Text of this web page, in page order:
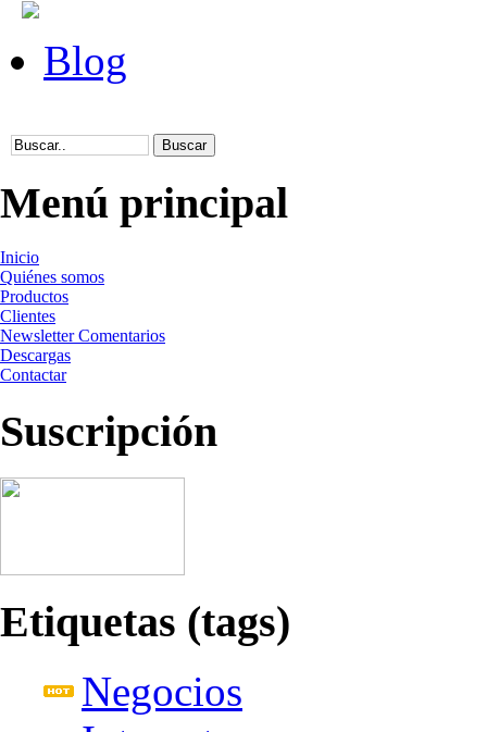
Blog
Menú principal
Inicio
Quiénes somos
Productos
Clientes
Newsletter Comentarios
Descargas
Contactar
Suscripción
Etiquetas (tags)
Negocios